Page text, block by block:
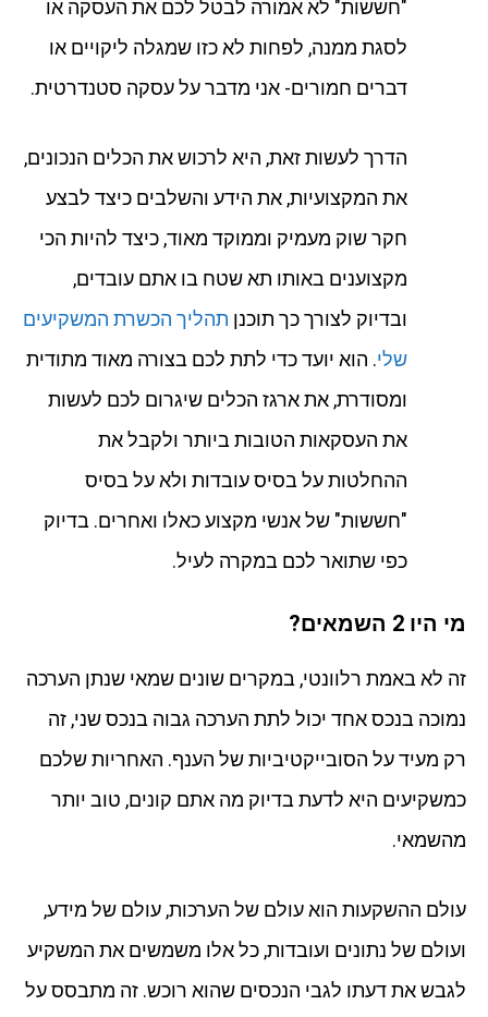
"חששות" לא אמורה לבטל לכם את העסקה או
לסגת ממנה, לפחות לא כזו שמגלה ליקויים או
דברים חמורים- אני מדבר על עסקה סטנדרטית.
הדרך לעשות זאת, היא לרכוש את הכלים הנכונים,
את המקצועיות, את הידע והשלבים כיצד לבצע
חקר שוק מעמיק וממוקד מאוד, כיצד להיות הכי
מקצוענים באותו תא שטח בו אתם עובדים,
ובדיוק לצורך כך תוכנן תהליך הכשרת המשקיעים
שלי. הוא יועד כדי לתת לכם בצורה מאוד מתודית
ומסודרת, את ארגז הכלים שיגרום לכם לעשות
את העסקאות הטובות ביותר ולקבל את
ההחלטות על בסיס עובדות ולא על בסיס
"חששות" של אנשי מקצוע כאלו ואחרים. בדיוק
כפי שתואר לכם במקרה לעיל.
מי היו 2 השמאים?
זה לא באמת רלוונטי, במקרים שונים שמאי שנתן הערכה
נמוכה בנכס אחד יכול לתת הערכה גבוה בנכס שני, זה
רק מעיד על הסובייקטיביות של הענף. האחריות שלכם
כמשקיעים היא לדעת בדיוק מה אתם קונים, טוב יותר
מהשמאי.
עולם ההשקעות הוא עולם של הערכות, עולם של מידע,
ועולם של נתונים ועובדות, כל אלו משמשים את המשקיע
לגבש את דעתו לגבי הנכסים שהוא רוכש. זה מתבסס על